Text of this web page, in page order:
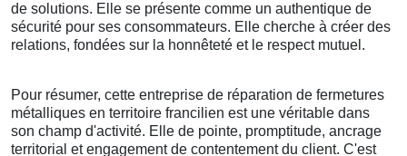
de solutions. Elle se présente comme un authentique de
sécurité pour ses consommateurs. Elle cherche à créer des
relations, fondées sur la honnêteté et le respect mutuel.
Pour résumer, cette entreprise de réparation de fermetures
métalliques en territoire francilien est une véritable dans
son champ d'activité. Elle de pointe, promptitude, ancrage
territorial et engagement de contentement du client. C'est